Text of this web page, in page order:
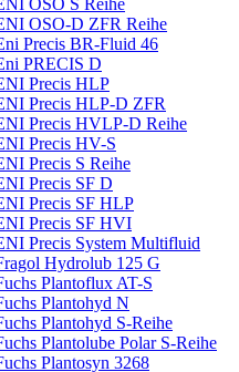
OSO S Reihe
OSO-D ZFR Reihe
Precis BR-Fluid 46
PRECIS D
Precis HLP
Precis HLP-D ZFR
Precis HVLP-D Reihe
Precis HV-S
Precis S Reihe
Precis SF D
Precis SF HLP
Precis SF HVI
Precis System Multifluid
Hydrolub 125 G
Plantoflux AT-S
Plantohyd N
Plantohyd S-Reihe
Plantolube Polar S-Reihe
Plantosyn 3268